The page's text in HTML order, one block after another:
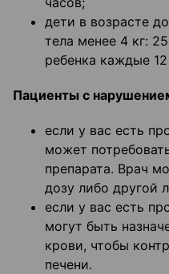
дети в возрасте
тела менее 4 кг:
ребенка каждые
Пациенты с
если у вас есть
может
препарата. Врач
дозу либо другой
если у вас есть
могут быть
крови, чтобы
печени.